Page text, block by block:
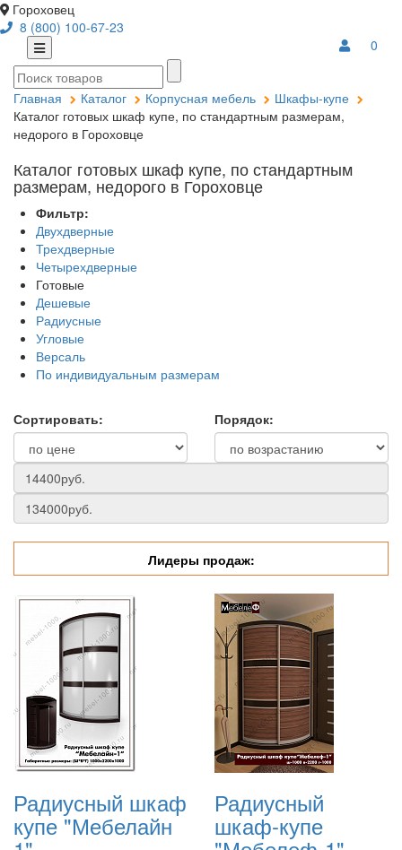
Гороховец
8 (800) 100-67-23
0
Главная Каталог Корпусная мебель
Шкафы-купе
Каталог готовых шкаф купе, по стандартным размерам,
недорого в Гороховце
Каталог готовых шкаф купе, по стандартным
размерам, недорого в Гороховце
Фильтр:
Двухдверные
Трехдверные
Четырехдверные
Готовые
Дешевые
Радиусные
Угловые
Версаль
По индивидуальным размерам
Сортировать: Порядок:
Лидеры продаж:
Радиусный шкаф
купе "Мебелайн
Радиусный
шкаф-купе